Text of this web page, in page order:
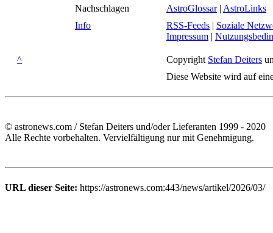
Nachschlagen
AstroGlossar| AstroLinks
Info
RSS-Feeds | Soziale
Impressum |
^ Copyright Stefan Deiters
Diese Website wird auf
© astronews.com / Stefan Deiters und/oder Lieferanten 1999 - 2020
Alle Rechte vorbehalten. Vervielfältigung nur mit Genehmigung.
URL dieser Seite: https://astronews.com:443/news/artikel/2026/03/